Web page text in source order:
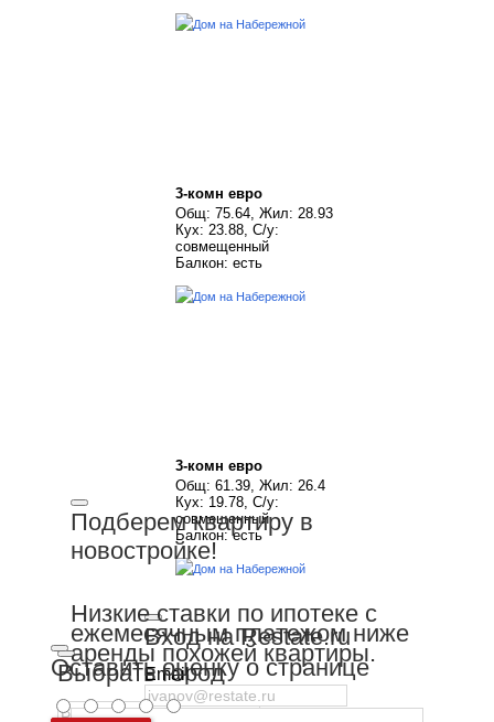
Выбрать город
Вход на Restate.ru
Email
Пароль
3-комн евро
Общ: 75.64, Жил: 28.93
Кух: 23.88, С/у:
совмещенный
Балкон: есть
3-комн евро
Общ: 61.39, Жил: 26.4
Кух: 19.78, С/у:
совмещенный
Балкон: есть
Подберем квартиру в
новостройке!
Низкие ставки по ипотеке с
ежемесячным платежом ниже
аренды похожей квартиры.
Оставить оценку о странице